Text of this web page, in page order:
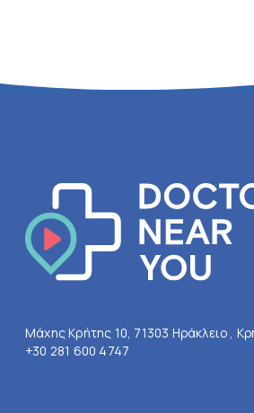
Μάχης Κρήτης 10, 71303 Ηράκλειο ,
+30 281 600 4747